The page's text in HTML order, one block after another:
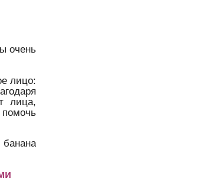
очень
лицо:
лица,